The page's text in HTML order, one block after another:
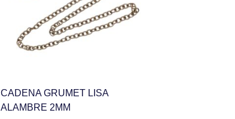
CADENA GRUMET LISA
ALAMBRE 2MM